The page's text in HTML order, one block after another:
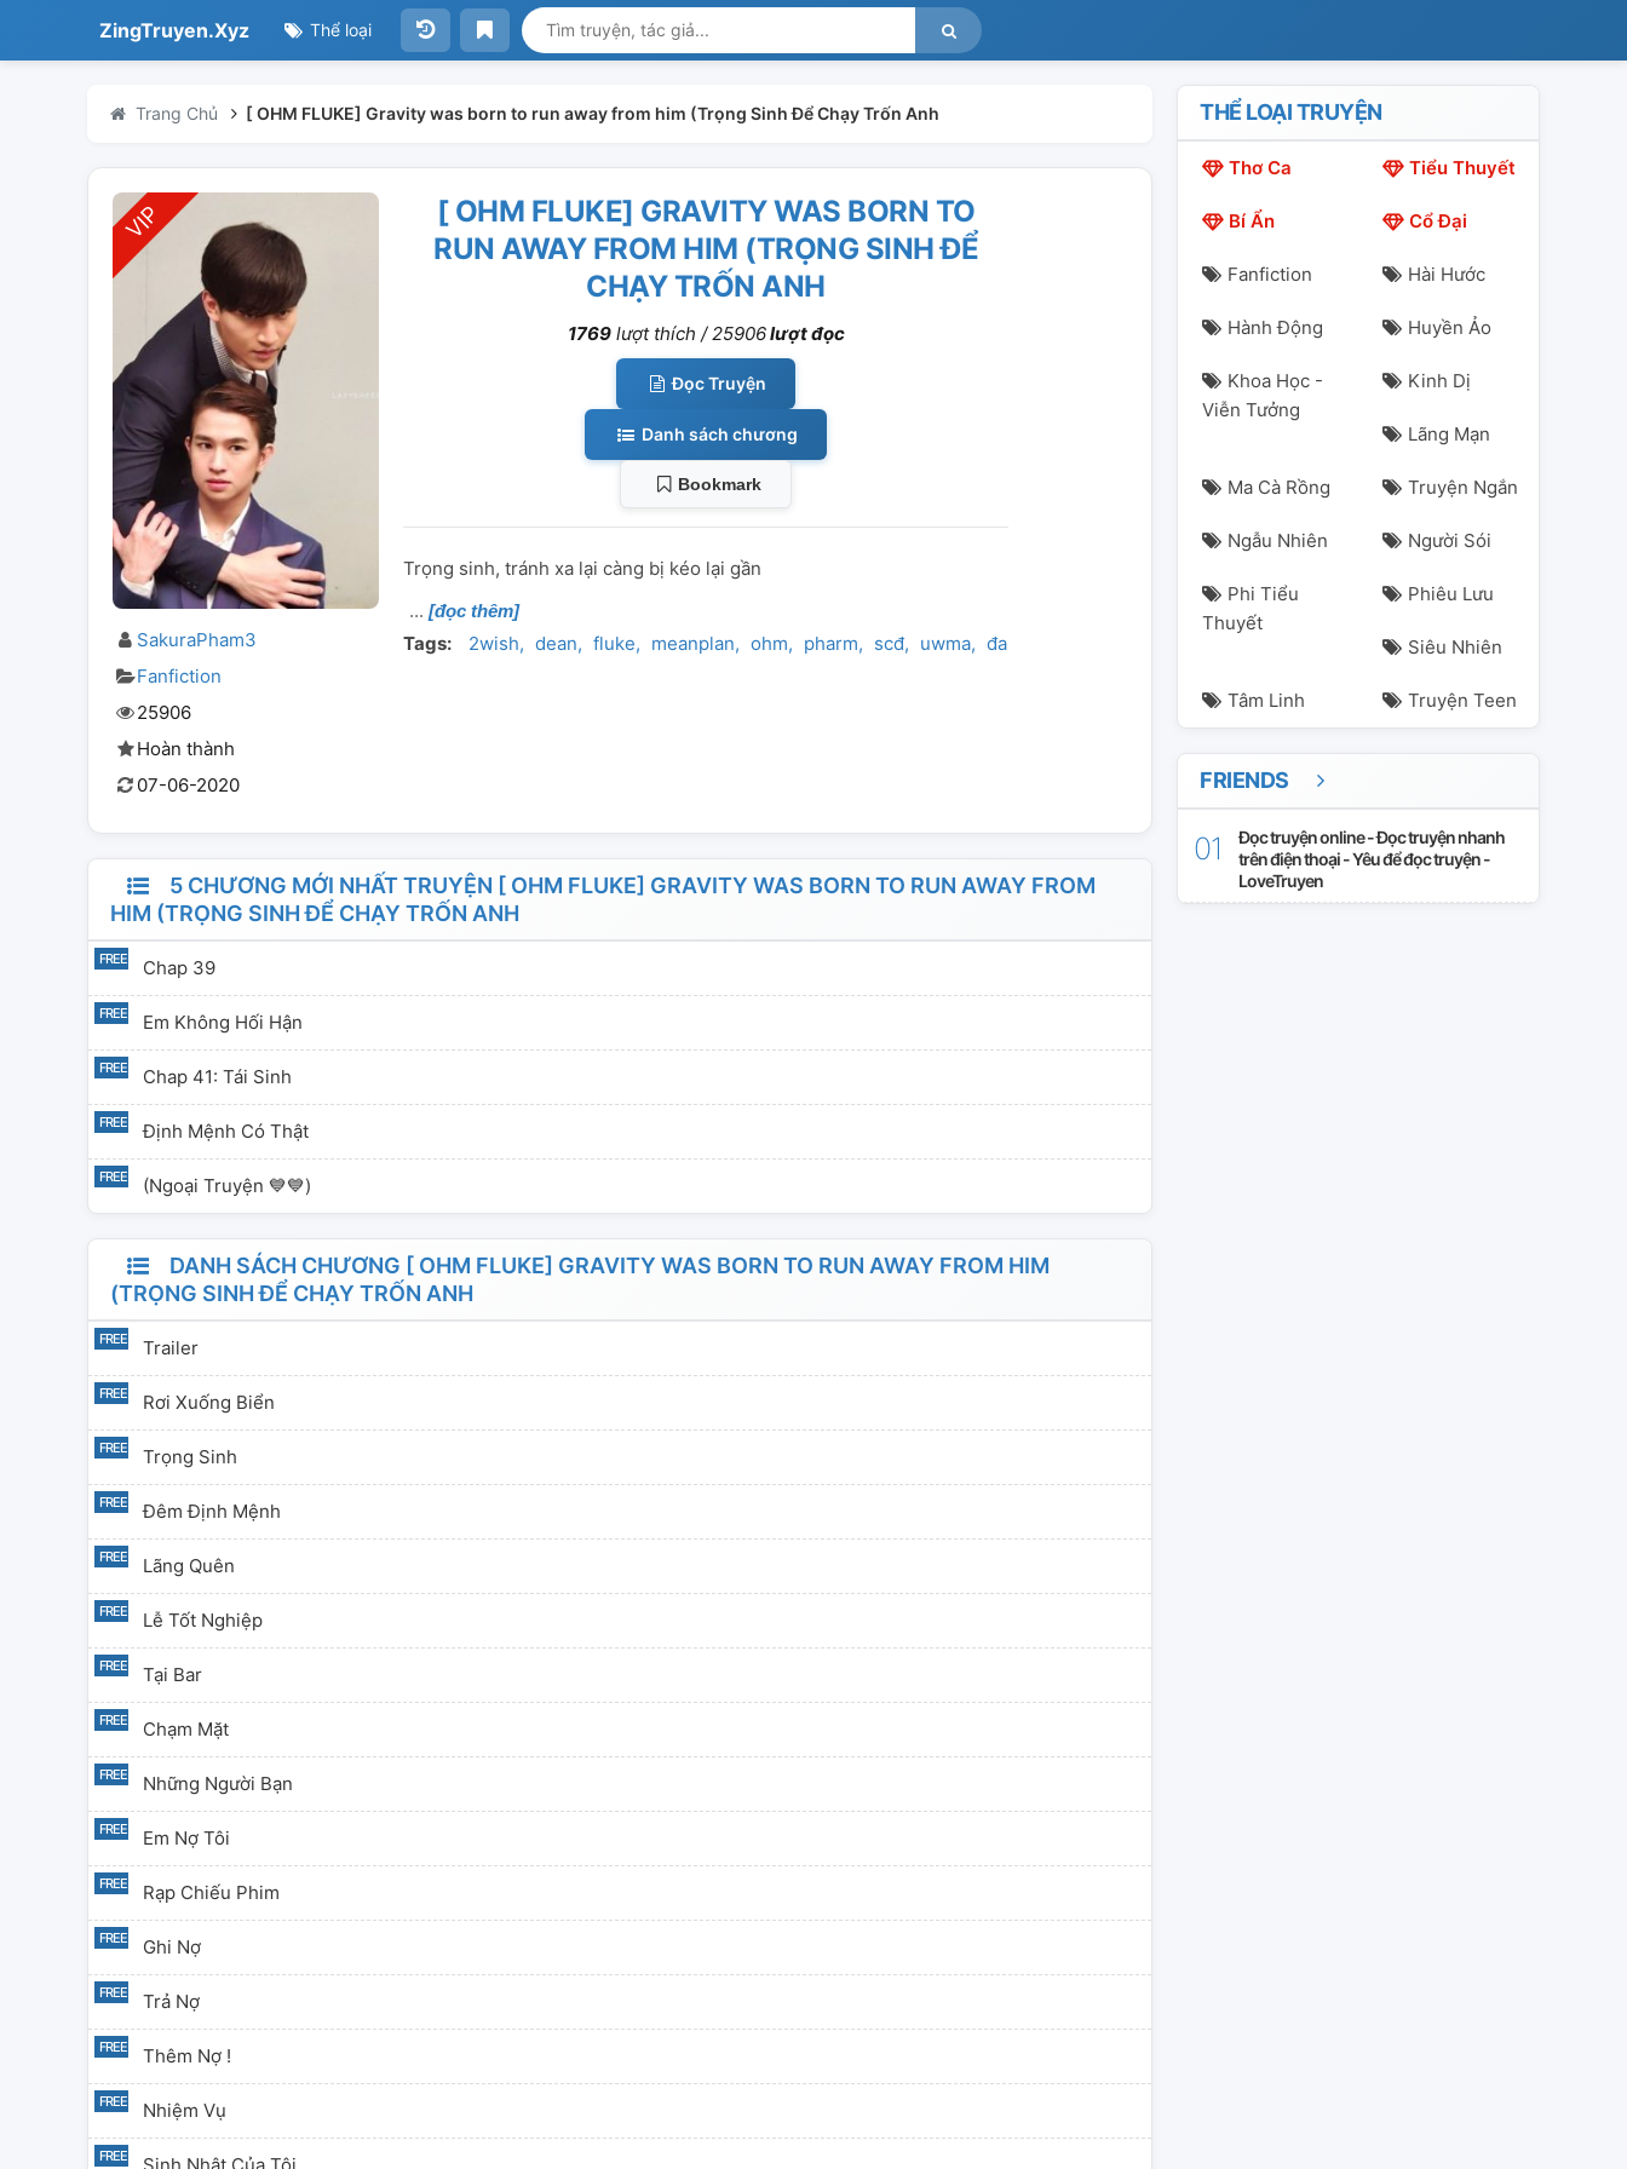
ZingTruyen.Xyz Thể loại
Trang Chủ [ OHM FLUKE] Gravity was born to run away from him (Trọng Sinh Để Chạy Trốn Anh
SakuraPham3
Fanfiction
25906
Hoàn thành
07-06-2020
[ OHM FLUKE] GRAVITY WAS BORN TO
RUN AWAY FROM HIM (TRỌNG SINH ĐỂ
CHẠY TRỐN ANH
1769lượt thích /25906lượt đọc
Đọc Truyện
Danh sách chương
Bookmark
Trọng sinh, tránh xa lại càng bị kéo lại gần
[đọc thêm]
Tags: 2wish dean fluke meanplan ohm pharm scđ uwma đam
5 CHƯƠNG MỚI NHẤT TRUYỆN [ OHM FLUKE] GRAVITY WAS BORN TO RUN AWAY FROM
HIM (TRỌNG SINH ĐỂ CHẠY TRỐN ANH
Chap 39
Em Không Hối Hận
Chap 41: Tái Sinh
Định Mệnh Có Thật
(Ngoại Truyện 💙💙)
DANH SÁCH CHƯƠNG [ OHM FLUKE] GRAVITY WAS BORN TO RUN AWAY FROM HIM
(TRỌNG SINH ĐỂ CHẠY TRỐN ANH
Trailer
Rơi Xuống Biển
Trọng Sinh
Đêm Định Mệnh
Lãng Quên
Lễ Tốt Nghiệp
Tại Bar
Chạm Mặt
Những Người Bạn
Em Nợ Tôi
Rạp Chiếu Phim
Ghi Nợ
Trả Nợ
Thêm Nợ !
Nhiệm Vụ
THỂ LOẠI TRUYỆN
Thơ Ca Tiểu Thuyết
Bí Ẩn Cổ Đại
Fanfiction Hài Hước
Hành Động Huyền Ảo
Khoa Học -
Viễn Tưởng
Kinh Dị
Lãng Mạn
Ma Cà Rồng Truyện Ngắn
Ngẫu Nhiên Người Sói
Phi Tiểu
Thuyết
Phiêu Lưu
Siêu Nhiên
Tâm Linh Truyện Teen
FRIENDS
Đọc truyện online - Đọc truyện nhanh
trên điện thoại - Yêu để đọc truyện -
LoveTruyen